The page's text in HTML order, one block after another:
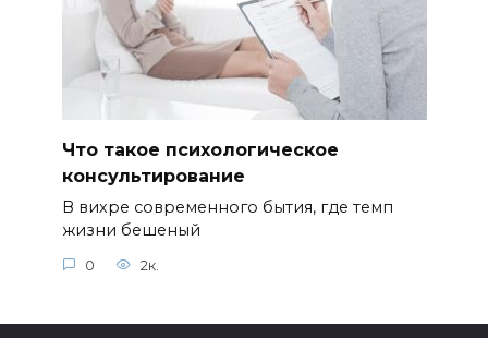
Что такое психологическое
консультирование
В вихре современного бытия, где темп
жизни бешеный
0 2к.